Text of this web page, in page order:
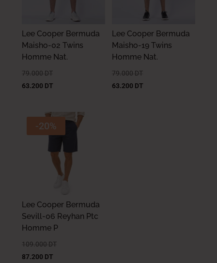
Lee Cooper Bermuda
Maisho-02 Twins
Homme Nat.
79.000 DT
63.200 DT
Lee Cooper Bermuda
Maisho-19 Twins
Homme Nat.
79.000 DT
63.200 DT
-20%
Lee Cooper Bermuda
Sevill-06 Reyhan Ptc
Homme P
109.000 DT
87.200 DT